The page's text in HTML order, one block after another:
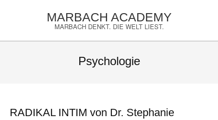
MARBACH ACADEMY
MARBACH DENKT. DIE WELT LIEST.
Psychologie
RADIKAL INTIM von Dr. Stephanie